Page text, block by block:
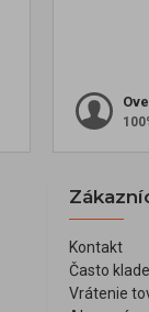
Kontakt
Často
Vrátenie